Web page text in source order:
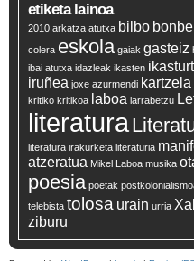
etiketa lainoa
2010 arkatza atutxa bilbo
colera eskola gaiak gasteiz
ibai atutxa idazleak ikasten
iruñea joxe azurmendi kartzela
kritiko kritikoa laboa larrabetzu
literatura
literatura irakurketa literaturia
atzeratua Mikel Laboa musika
poesia poetak
telebista tolosa urain urria
ziburu